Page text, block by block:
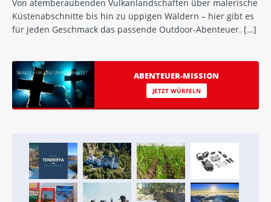
Von atemberaubenden Vulkanlandschaften über malerische
Küstenabschnitte bis hin zu üppigen Wäldern – hier gibt es
für jeden Geschmack das passende Outdoor-Abenteuer. […]
ABENTEUER-MISSION
JETZT WÜRFELN